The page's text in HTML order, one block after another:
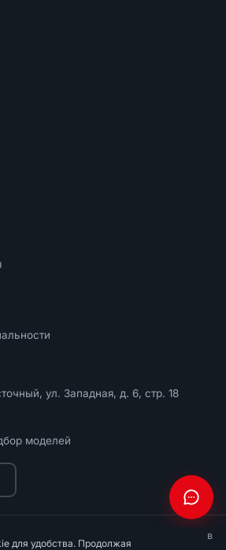
ул. Западная, д. 6, стр. 18
моделей
магазин стремянок и лестниц в
для удобства. Продолжая